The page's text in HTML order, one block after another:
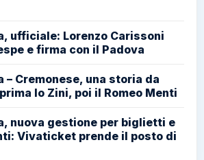
ufficiale: Lorenzo Carissoni
e firma con il Padova
– Cremonese, una storia da
lo Zini, poi il Romeo Menti
nuova gestione per biglietti e
Vivaticket prende il posto di